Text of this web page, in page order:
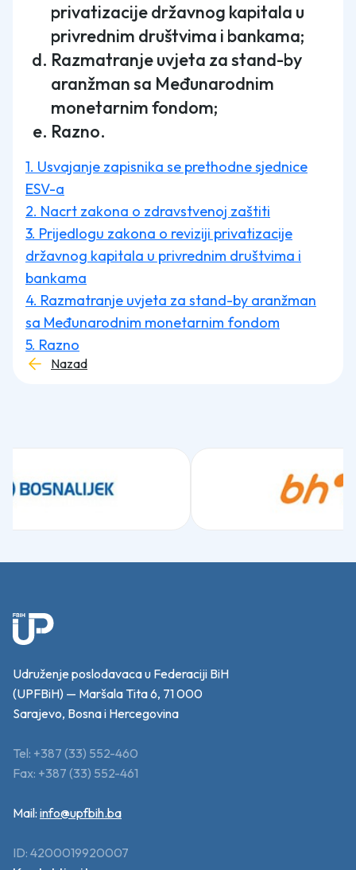
privatizacije državnog kapitala u
privrednim društvima i bankama;
Razmatranje uvjeta za stand-by
aranžman sa Međunarodnim
monetarnim fondom;
Razno.
1. Usvajanje zapisnika se prethodne sjednice
ESV-a
2. Nacrt zakona o zdravstvenoj zaštiti
3. Prijedlogu zakona o reviziji privatizacije
državnog kapitala u privrednim društvima i
bankama
4. Razmatranje uvjeta za stand-by aranžman
sa Međunarodnim monetarnim fondom
5. Razno
Nazad
Udruženje poslodavaca u Federaciji BiH
(UPFBiH) — Maršala Tita 6, 71 000
Sarajevo, Bosna i Hercegovina
Tel: +387 (33) 552-460
Fax: +387 (33) 552-461
Mail: info@upfbih.ba
ID: 4200019920007